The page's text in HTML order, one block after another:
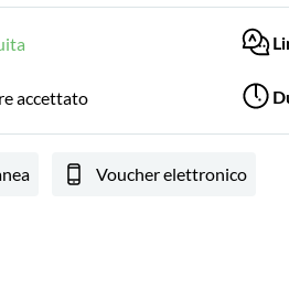
accettato
Voucher elettronico